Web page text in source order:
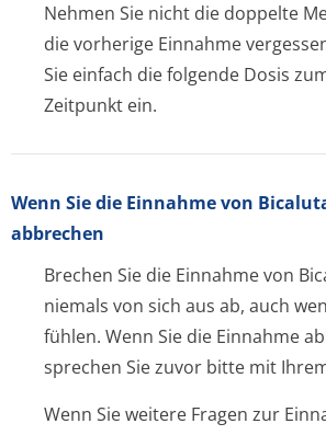
Nehmen Sie nicht die doppelte
die vorherige Einnahme
Sie einfach die folgende Dosis
Zeitpunkt ein.
Wenn Sie die Einnahme von
abbrechen
Brechen Sie die Einnahme von
niemals von sich aus ab, auch
fühlen. Wenn Sie die Einnahme
sprechen Sie zuvor bitte mit
Wenn Sie weitere Fragen zur